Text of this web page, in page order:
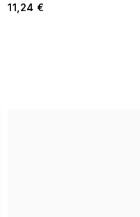
11,24 €